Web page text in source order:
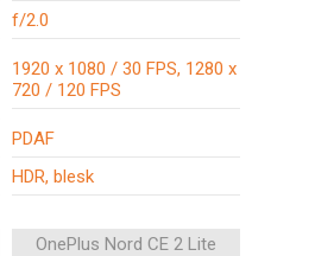
f/2.0
1920 x 1080 / 30 FPS, 1280 x
720 / 120 FPS
PDAF
HDR, blesk
OnePlus Nord CE 2 Lite